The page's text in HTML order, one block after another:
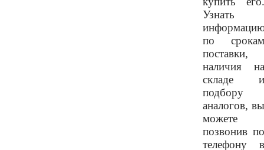
Узнать
по срокам
поставки,
наличия на
складе и
подбору
аналогов, вы
можете
позвонив по
телефону в